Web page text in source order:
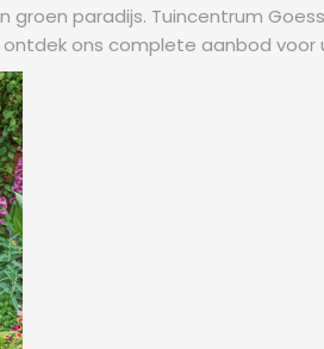
paradijs. Tuincentrum
ons complete aanbod voor